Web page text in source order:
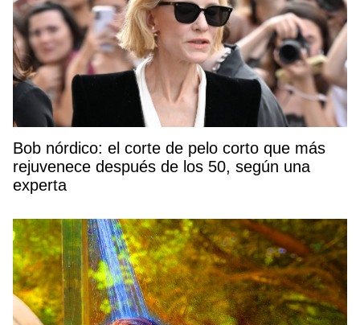
Bob nórdico: el corte de pelo corto que más
rejuvenece después de los 50, según una
experta